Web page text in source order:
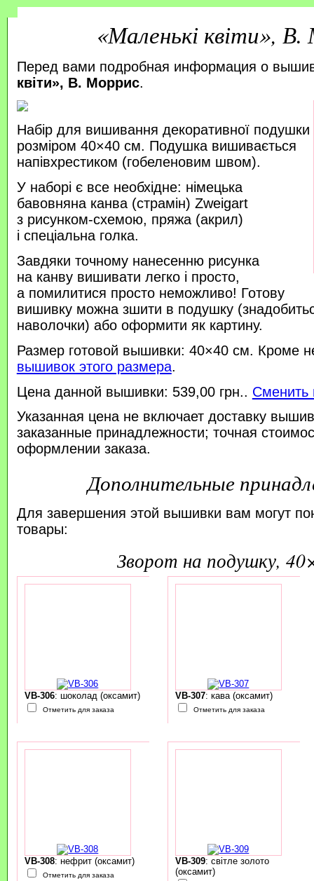
«Маленькі квіти»,
Перед вами подробная информация о
квіти», В. Моррис.
Набір для вишивання декоративної подушки
розміром 40×40 см. Подушка вишивається
напівхрестиком (гобеленовим швом).
У наборі є все необхідне: німецька
бавовняна канва (страмін) Zweigart
з рисунком-схемою, пряжа (акрил)
і спеціальна голка.
Завдяки точному нанесенню рисунка
на канву вишивати легко і просто,
а помилитися просто неможливо! Готову
вишивку можна зшити в подушку
наволочки) або оформити як картину.
Размер готовой вышивки: 40×40 см. Кроме
вышивок этого размера.
Цена данной вышивки: 539,00 грн.. Сменить
Указанная цена не включает доставку
заказанные принадлежности; точная
оформлении заказа.
Дополнительные
Для завершения этой вышивки вам могут
товары:
зворот на подушку,
VB-306: шоколад (оксамит)
Отметить для заказа
VB-307: кава (оксамит)
Отметить для заказа
VB-308: нефрит (оксамит)
Отметить для заказа
VB-309: світле золото
(оксамит)